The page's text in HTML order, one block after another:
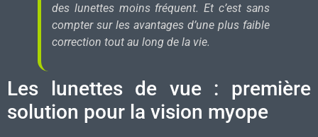
des lunettes moins fréquent. Et c’est sans
compter sur les avantages d’une plus faible
correction tout au long de la vie.
Les lunettes de vue : première
solution pour la vision myope